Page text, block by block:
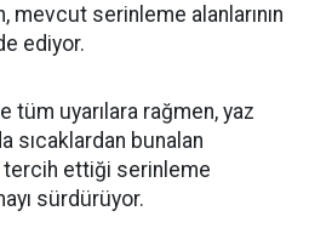
serinleme alanlarının
ediyor.
tüm uyarılara rağmen, yaz
sıcaklardan bunalan
tercih ettiği serinleme
sürdürüyor.